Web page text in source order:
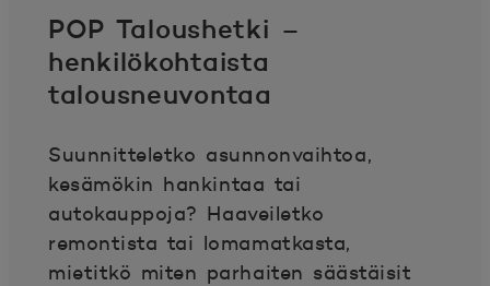
POP Taloushetki –
henkilökohtaista
talousneuvontaa
Suunnitteletko asunnonvaihtoa,
kesämökin hankintaa tai
autokauppoja? Haaveiletko
remontista tai lomamatkasta,
mietitkö miten parhaiten säästäisit